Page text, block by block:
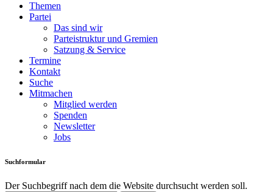
Themen
Partei
Das sind wir
Parteistruktur und Gremien
Satzung & Service
Termine
Kontakt
Suche
Mitmachen
Mitglied werden
Spenden
Newsletter
Jobs
Suchformular
Der Suchbegriff nach dem die Website durchsucht werden soll.